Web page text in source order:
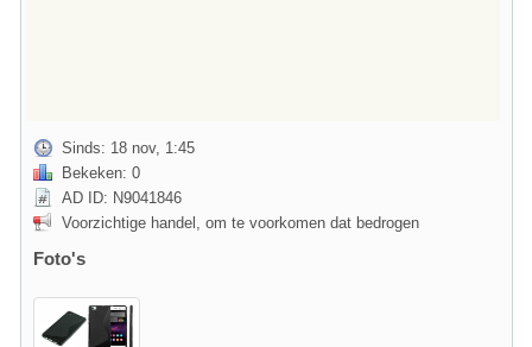
Sinds: 18 nov, 1:45
Bekeken: 0
AD ID: N9041846
Voorzichtige handel, om te voorkomen dat bedrogen
Foto's